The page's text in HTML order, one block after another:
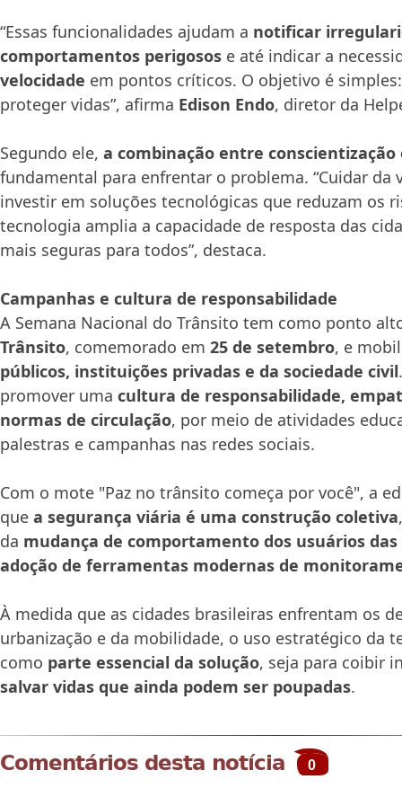
“Essas funcionalidades ajudam a notificar
comportamentos perigosos e até indicar a
velocidade em pontos críticos. O objetivo é
proteger vidas”, afirma Edison Endo, diretor da
Segundo ele, a combinação entre conscientização
fundamental para enfrentar o problema. “Cuidar da
investir em soluções tecnológicas que reduzam os
tecnologia amplia a capacidade de resposta das
mais seguras para todos”, destaca.
Campanhas e cultura de responsabilidade
A Semana Nacional do Trânsito tem como ponto
Trânsito, comemorado em 25 de setembro, e
públicos, instituições privadas e da sociedade civil
promover uma cultura de responsabilidade,
normas de circulação, por meio de atividades
palestras e campanhas nas redes sociais.
Com o mote "Paz no trânsito começa por você", a
que a segurança viária é uma construção coletiva
da mudança de comportamento dos usuários das
adoção de ferramentas modernas de
À medida que as cidades brasileiras enfrentam os
urbanização e da mobilidade, o uso estratégico da
como parte essencial da solução, seja para coibir
salvar vidas que ainda podem ser poupadas.
Comentários desta notícia 0